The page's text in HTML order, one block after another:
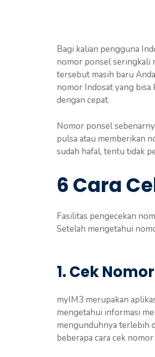
Bagi kalian pengguna
nomor ponsel seringkali
tersebut masih baru
nomor Indosat yang bisa
dengan cepat.
Nomor ponsel
pulsa atau memberikan
sudah hafal, tentu tidak
6 Cara
Fasilitas pengecekan
Setelah mengetahui
1. Cek
myIM3 merupakan
mengetahui informasi
mengunduhnya terlebih
beberapa cara cek